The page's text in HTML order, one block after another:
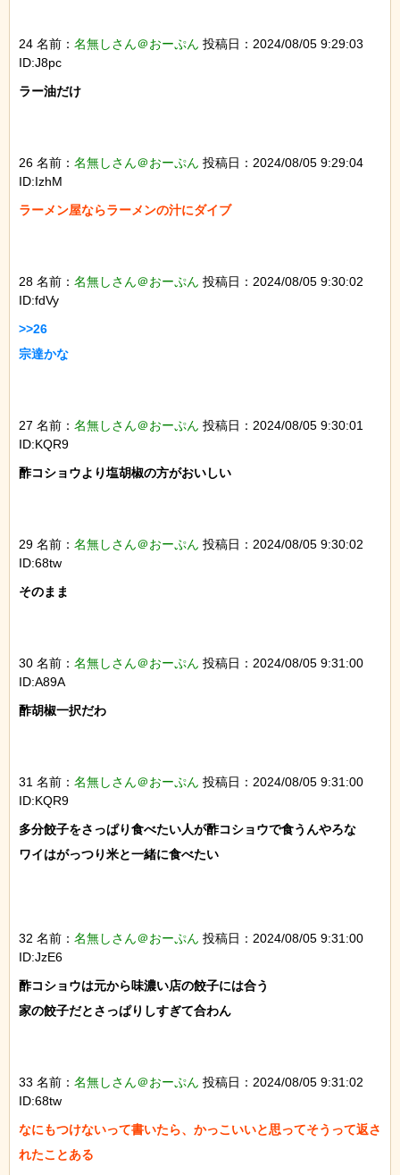
24 名前： 名無しさん＠おーぷん 投稿日：2024/08/05 9:29:03
ID:J8pc
ラー油だけ
26 名前： 名無しさん＠おーぷん 投稿日：2024/08/05 9:29:04
ID:IzhM
ラーメン屋ならラーメンの汁にダイブ
28 名前： 名無しさん＠おーぷん 投稿日：2024/08/05 9:30:02
ID:fdVy
>>26
宗達かな
27 名前： 名無しさん＠おーぷん 投稿日：2024/08/05 9:30:01
ID:KQR9
酢コショウより塩胡椒の方がおいしい
29 名前： 名無しさん＠おーぷん 投稿日：2024/08/05 9:30:02
ID:68tw
そのまま
30 名前： 名無しさん＠おーぷん 投稿日：2024/08/05 9:31:00
ID:A89A
酢胡椒一択だわ
31 名前： 名無しさん＠おーぷん 投稿日：2024/08/05 9:31:00
ID:KQR9
多分餃子をさっぱり食べたい人が酢コショウで食うんやろな
ワイはがっつり米と一緒に食べたい
32 名前： 名無しさん＠おーぷん 投稿日：2024/08/05 9:31:00
ID:JzE6
酢コショウは元から味濃い店の餃子には合う
家の餃子だとさっぱりしすぎて合わん
33 名前： 名無しさん＠おーぷん 投稿日：2024/08/05 9:31:02
ID:68tw
なにもつけないって書いたら、かっこいいと思ってそうって返さ
れたことある